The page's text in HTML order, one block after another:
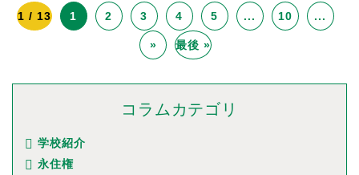
1 / 13 1 2 3 4 5 ... 10 ...
» 最後 »
コラムカテゴリ
学校紹介
永住権